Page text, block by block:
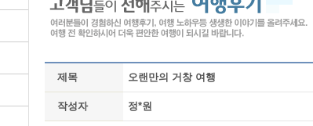
제목 오랜만의 거창 여행
작성자 정*원